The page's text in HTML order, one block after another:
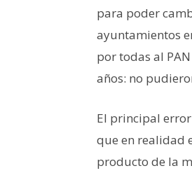
para poder
ayuntamientos
por todas al
años: no
El principal
que en realidad
producto de la